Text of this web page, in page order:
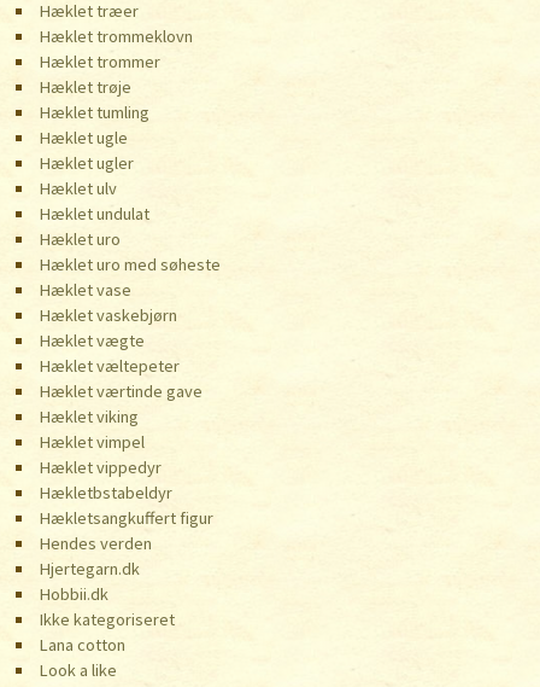
Hæklet træer
Hæklet trommeklovn
Hæklet trommer
Hæklet trøje
Hæklet tumling
Hæklet ugle
Hæklet ugler
Hæklet ulv
Hæklet undulat
Hæklet uro
Hæklet uro med søheste
Hæklet vase
Hæklet vaskebjørn
Hæklet vægte
Hæklet væltepeter
Hæklet værtinde gave
Hæklet viking
Hæklet vimpel
Hæklet vippedyr
Hækletbstabeldyr
Hækletsangkuffert figur
Hendes verden
Hjertegarn.dk
Hobbii.dk
Ikke kategoriseret
Lana cotton
Look a like